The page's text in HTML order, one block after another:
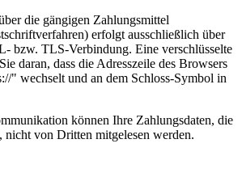
die gängigen Zahlungsmittel
erfolgt ausschließlich über
bzw. TLS-Verbindung. Eine verschlüsselte
daran, dass die Adresszeile des Browsers
" wechselt und an dem Schloss-Symbol in
können Ihre Zahlungsdaten, die
nicht von Dritten mitgelesen werden.